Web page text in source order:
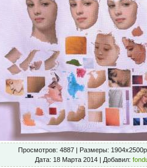
Просмотров: 4887 | Размеры:
Дата: 18 Марта 2014 | Добавил: